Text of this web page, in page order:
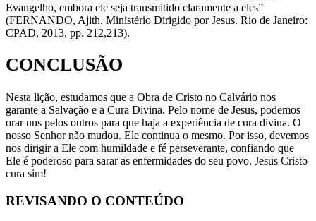
Evangelho, embora ele seja transmitido claramente a eles”
(FERNANDO, Ajith. Ministério Dirigido por Jesus. Rio de Janeiro:
CPAD, 2013, pp. 212,213).
CONCLUSÃO
Nesta lição, estudamos que a Obra de Cristo no Calvário nos
garante a Salvação e a Cura Divina. Pelo nome de Jesus, podemos
orar uns pelos outros para que haja a experiência de cura divina. O
nosso Senhor não mudou. Ele continua o mesmo. Por isso, devemos
nos dirigir a Ele com humildade e fé perseverante, confiando que
Ele é poderoso para sarar as enfermidades do seu povo. Jesus Cristo
cura sim!
REVISANDO O CONTEÚDO